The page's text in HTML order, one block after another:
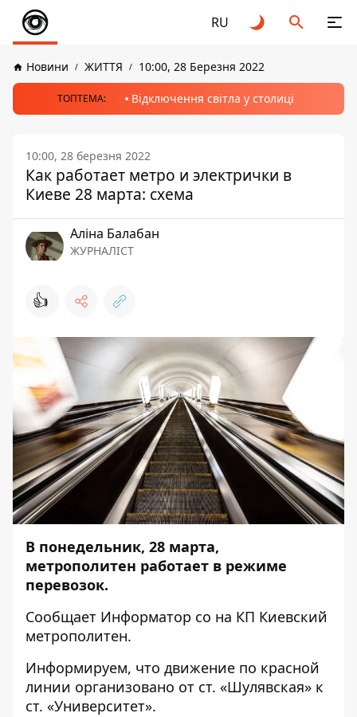
RU
Новини ЖИТТЯ 10:00, 28 Березня 2022
ТОПТЕМА: Відключення світла у столиці
10:00, 28 березня 2022
Как работает метро и электрички в
Киеве 28 марта: схема
Аліна Балабан
ЖУРНАЛІСТ
👍
В понедельник, 28 марта,
метрополитен работает в режиме
перевозок.
Сообщает Информатор со на КП Киевский
метрополитен.
Информируем, что движение по красной
линии организовано от ст. «Шулявская» к
ст. «Университет».